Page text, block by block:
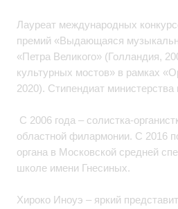
Лауреат международных
премий «Выдающаяся
«Петра Великого» (Голландия,
культурных мостов» в рамках
2020). Стипендиат
С 2006 года – солистка-
областной филармонии. С 2016
органа в Московской средней
школе имени Гнесиных.
Хироко Иноуэ – яркий